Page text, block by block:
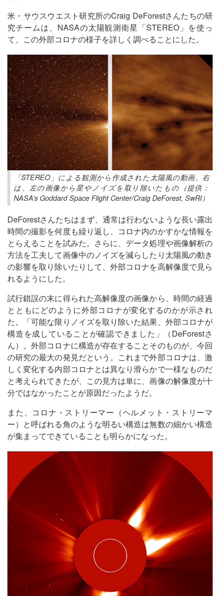
米・サウスウエスト研究所のCraig DeForestさんたちの研
究チームは、NASAの太陽観測衛星「STEREO」を使っ
て、この外部コロナの様子を詳しく調べることにした。
「STEREO」による観測から作成された太陽風の動画。右
は、左の画像から星やノイズを取り除いたもの（提供：
NASA’s Goddard Space Flight Center/Craig DeForest, SwRI）
DeForestさんたちはまず、通常は行わないような長い露出
時間の撮影を何度も繰り返し、コロナ内のかすかな情報を
とらえることを試みた。さらに、データ処理や画像解析の
方法を工夫して画像中のノイズを減らしたり太陽風の動き
の影響を取り除いたりして、外部コロナを高解像度で見ら
れるようにした。
試行錯誤の末に得られた高解像度の画像から、時間の経過
とともにどのように外部コロナが変化するのかが示され
た。「可能な限りノイズを取り除いた結果、外部コロナが
構造を成していることが確認できました」（DeForestさ
ん）。外部コロナに構造が存在することそのものが、今回
の研究の最大の発見だという。これまで外部コロナは、激
しく変化する内部コロナとは異なり滑らかで一様なものだ
と考えられてきたが、この見方は単に、画像の解像度が十
分ではなかったことが原因だったようだ。
また、コロナ・ストリーマー（ヘルメット・ストリーマ
ー）と呼ばれる角のような明るい構造は無数の細かい構造
が集まってできていることも明らかになった。